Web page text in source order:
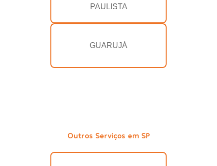
PAULISTA
GUARUJÁ
Outros Serviços em SP